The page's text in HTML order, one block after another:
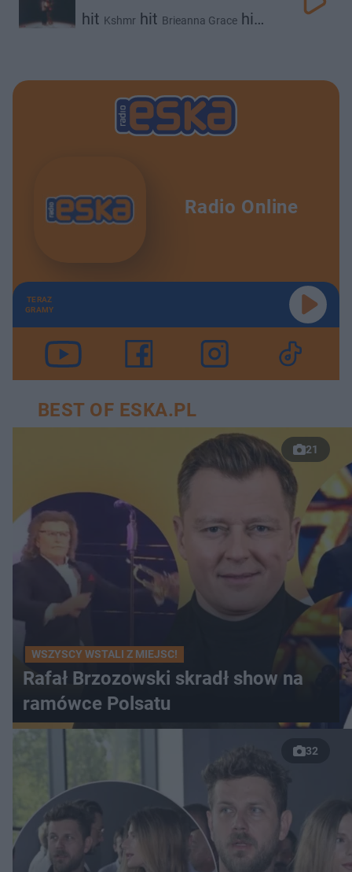
hit Kshmr hit Brieanna Grace hit
Radio Online
TERAZ
GRAMY
BEST OF ESKA.PL
21
WSZYSCY WSTALI Z MIEJSC!
Rafał Brzozowski skradł show na
ramówce Polsatu
32